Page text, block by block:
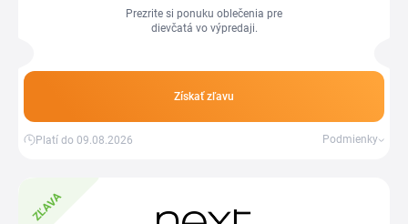
Prezrite si ponuku oblečenia pre
dievčatá vo výpredaji.
Získať zľavu
Platí do 09.08.2026 Podmienky
ZĽAVA